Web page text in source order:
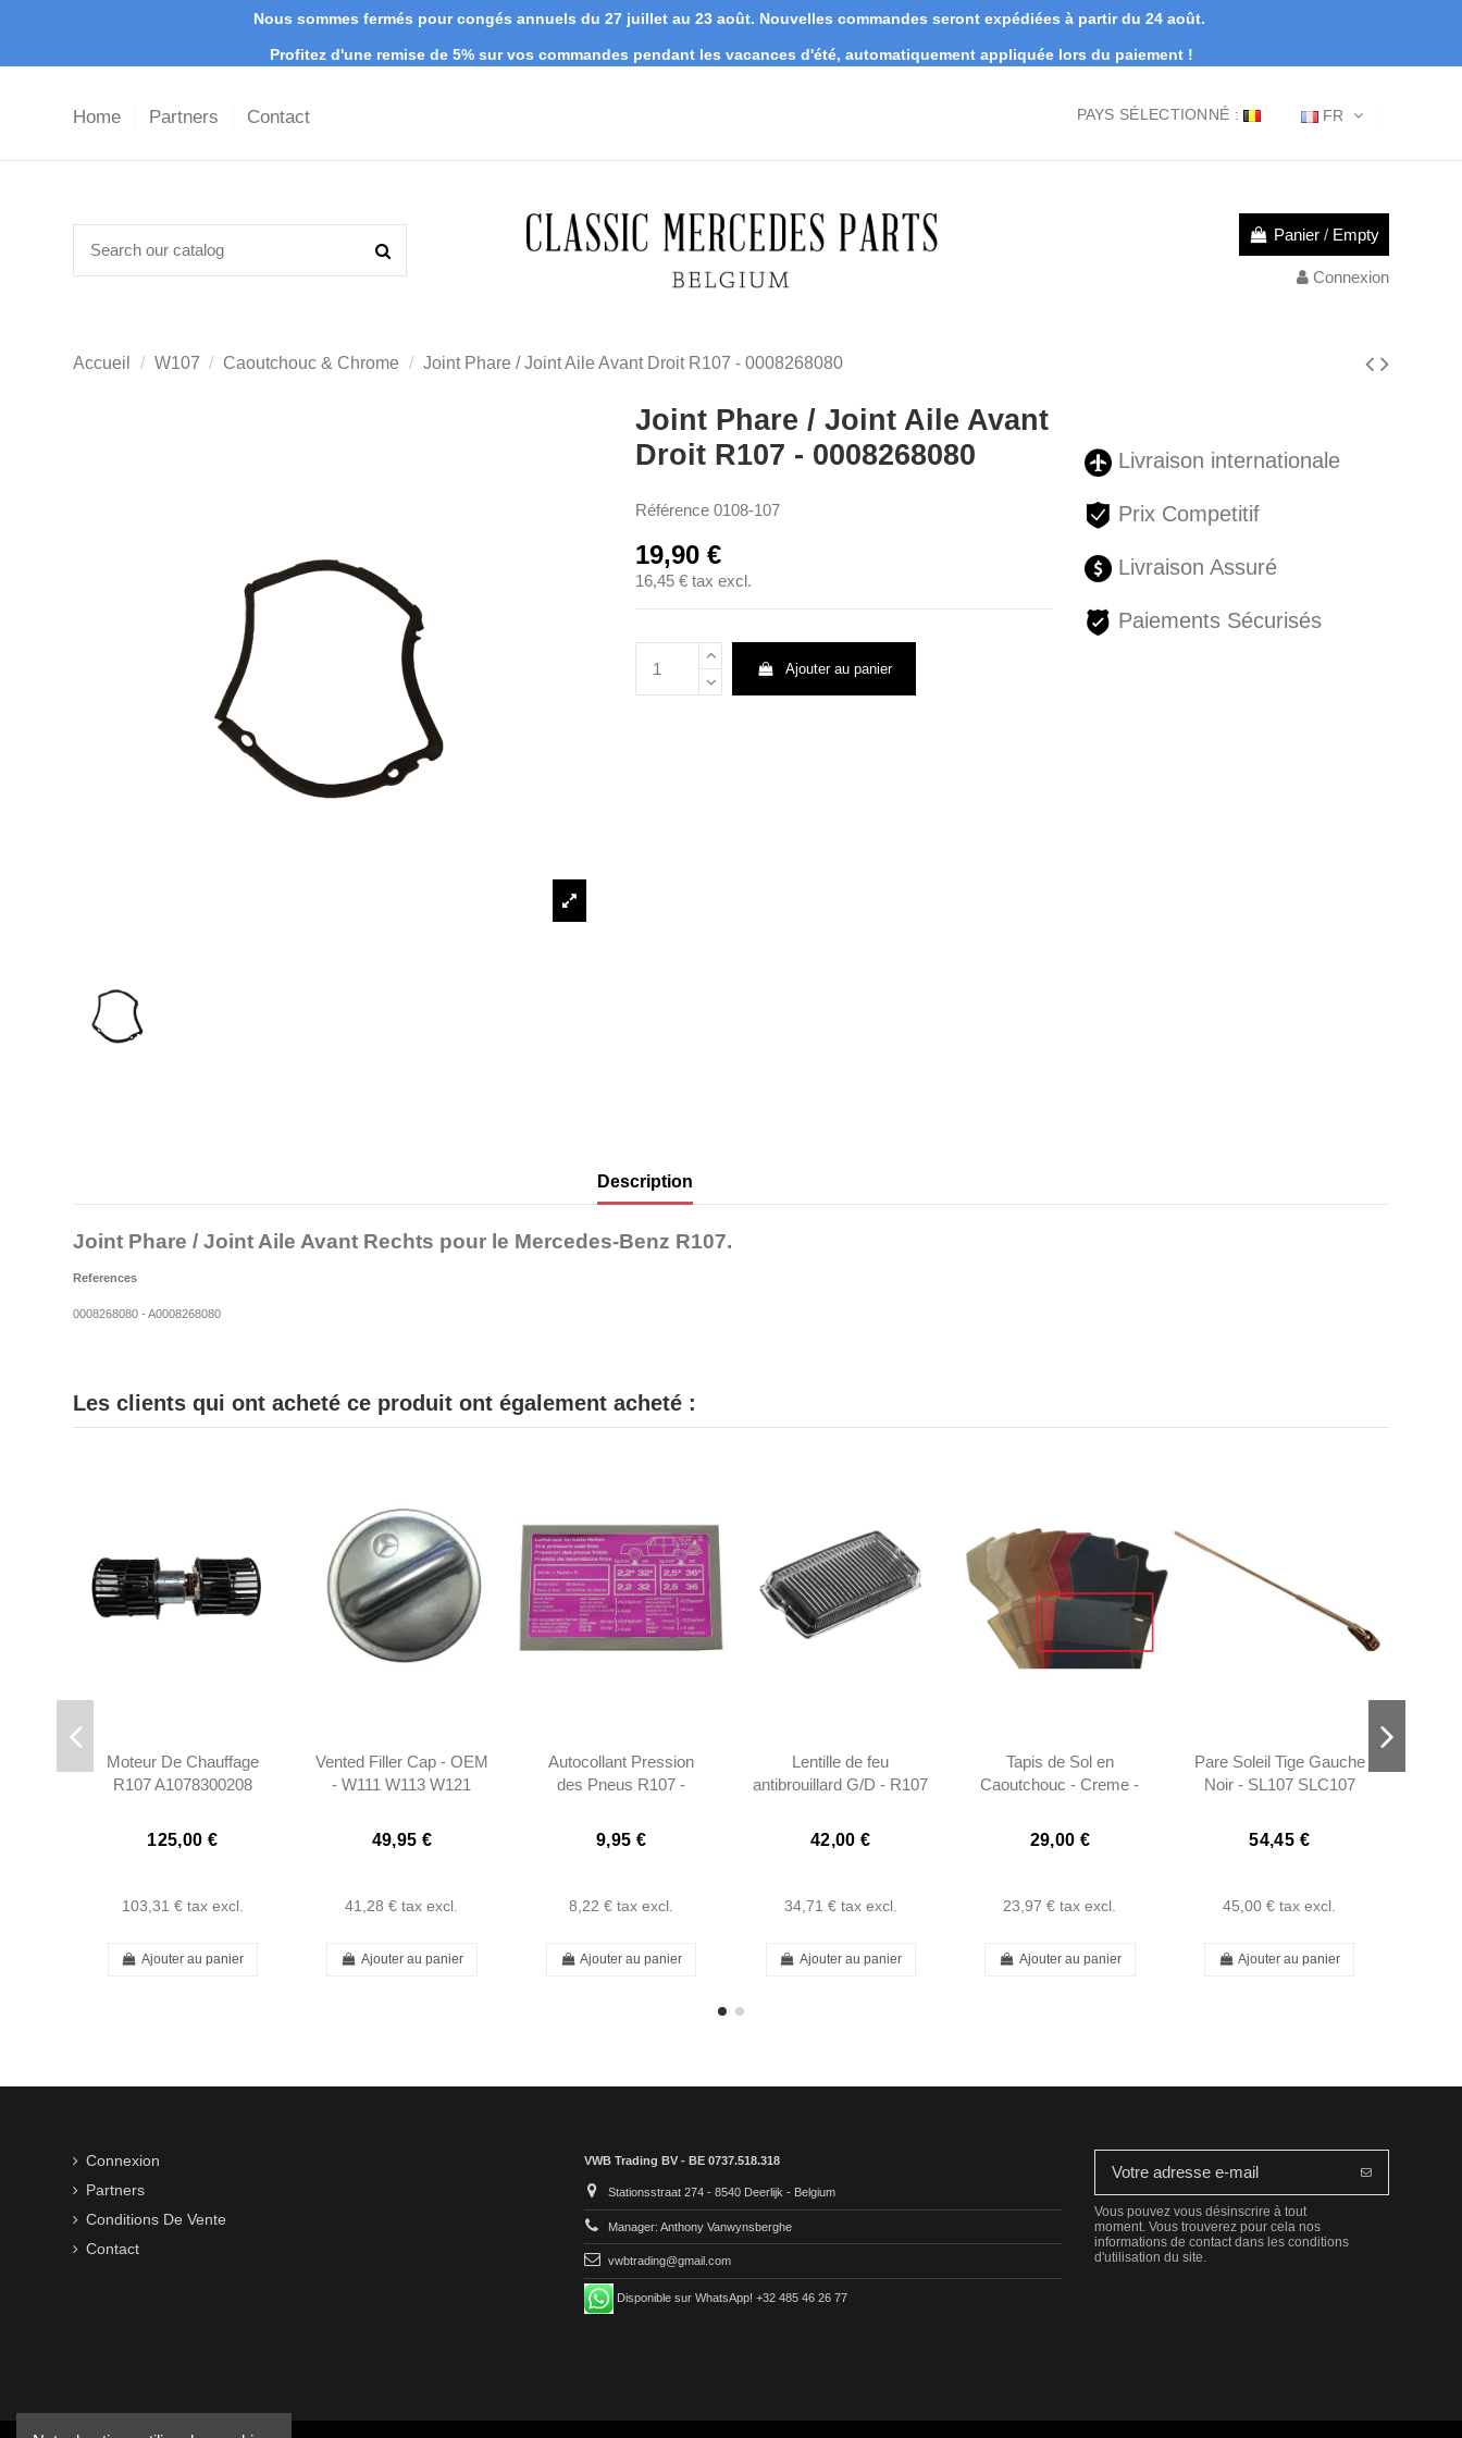
Nous sommes fermés pour congés annuels du 27 juillet au 23 août. Nouvelles commandes seront expédiées à partir du 24 août.
Profitez d'une remise de 5% sur vos commandes pendant les vacances d'été, automatiquement appliquée lors du paiement !
Home Partners Contact FR
PAYS SÉLECTIONNÉ :
Panier / Empty
Connexion
Accueil W107 Caoutchouc & Chrome Joint Phare / Joint Aile Avant Droit R107 - 0008268080
Joint Phare / Joint Aile Avant
Droit R107 - 0008268080
Référence 0108-107
19,90 €
16,45 € tax excl.
Ajouter au panier
Livraison internationale
Prix Competitif
Livraison Assuré
Paiements Sécurisés
Description
Joint Phare / Joint Aile Avant Rechts pour le Mercedes-Benz R107.
References
0008268080 - A0008268080
Les clients qui ont acheté ce produit ont également acheté :
Moteur De Chauffage
R107 A1078300208
125,00 €
103,31 € tax excl.
Ajouter au panier
Vented Filler Cap - OEM
- W111 W113 W121
49,95 €
41,28 € tax excl.
Ajouter au panier
Autocollant Pression
des Pneus R107 -
9,95 €
8,22 € tax excl.
Ajouter au panier
Lentille de feu
antibrouillard G/D - R107
91163196400
42,00 €
34,71 € tax excl.
Ajouter au panier
Tapis de Sol en
Caoutchouc - Creme -
29,00 €
23,97 € tax excl.
Ajouter au panier
Pare Soleil Tige Gauche
Noir - SL107 SLC107
54,45 €
45,00 € tax excl.
Ajouter au panier
Connexion
Partners
Conditions De Vente
Contact
VWB Trading BV - BE 0737.518.318
Stationsstraat 274 - 8540 Deerlijk - Belgium
Manager: Anthony Vanwynsberghe
vwbtrading@gmail.com
Disponible sur WhatsApp! +32 485 46 26 77
Vous pouvez vous désinscrire à tout
moment. Vous trouverez pour cela nos
informations de contact dans les conditions
d'utilisation du site.